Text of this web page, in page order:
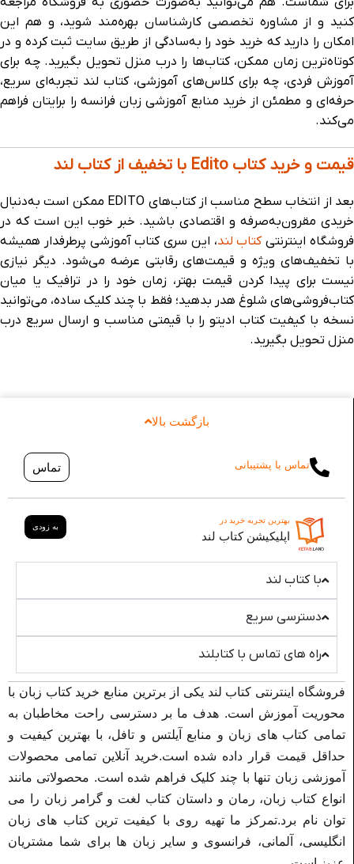
کنید و از مشاوره تخصصی کارشناسان بهره‌مند شوید، و هم این
امکان را دارید که خرید خود را به‌سادگی از طریق سایت ثبت کرده و در
کوتاه‌ترین زمان ممکن، کتاب‌ها را درب منزل تحویل بگیرید. چه برای
آموزش فردی، چه برای کلاس‌های آموزشی، کتاب ‌لند تجربه‌ای سریع،
حرفه‌ای و مطمئن از خرید منابع آموزشی زبان فرانسه را برایتان فراهم
می‌کند.
قیمت و خرید کتاب Edito با تخفیف از کتاب لند
بعد از انتخاب سطح مناسب از کتاب‌های EDITO ممکن است به‌دنبال
خریدی مقرون‌به‌صرفه و اقتصادی باشید. خبر خوب این‌ است که در
فروشگاه اینترنتیکتاب لند، این سری کتاب آموزشی پرطرفدار همیشه
با تخفیف‌های ویژه و قیمت‌های رقابتی عرضه می‌شود. دیگر نیازی
نیست برای پیدا کردن قیمت بهتر، زمان خود را در ترافیک یا میان
کتاب‌فروشی‌های شلوغ هدر بدهید؛ فقط با چند کلیک ساده، می‌توانید
نسخه با کیفیت کتاب ادیتو را با قیمتی مناسب و ارسال سریع درب
منزل تحویل بگیرید.
بازگشت بالا
تماس با پشتیبانی تماس
بهترین تجربه خرید در
اپلیکیشن کتاب لند
به زودی
با کتاب لند
دسترسی سریع
راه های تماس با کتابلند
فروشگاه اینترنتی کتاب لند یکی از برترین منابع خرید کتاب زبان با
محوریت آموزش است. هدف ما بر دسترسی راحت مخاطبان به
تمامی کتاب های زبان و منابع آیلتس و تافل، با بهترین کیفیت و
حداقل قیمت قرار داده شده است.خرید آنلاین تمامی محصولات
آموزشی زبان تنها با چند کلیک فراهم شده است. محصولاتی مانند
انواع کتاب زبان، رمان و داستان کتاب لغت و گرامر زبان را می
توان نام برد.تمرکز ما تهیه روی با کیفیت ترین کتاب های زبان
انگلیسی، آلمانی، فرانسوی و سایر زبان ها برای شما مشتریان